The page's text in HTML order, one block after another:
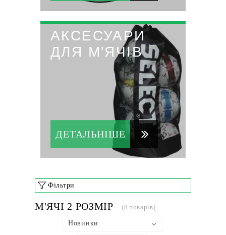
АКСЕСУАРИ
ДЛЯ М'ЯЧІВ
ДЕТАЛЬНІШЕ
Фільтри
М'ЯЧІ 2 РОЗМІР (8 товарів)
Новинки